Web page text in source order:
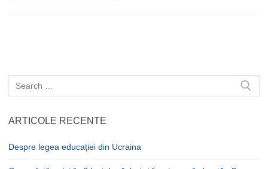
Caută
după:
ARTICOLE RECENTE
Despre legea educației din Ucraina